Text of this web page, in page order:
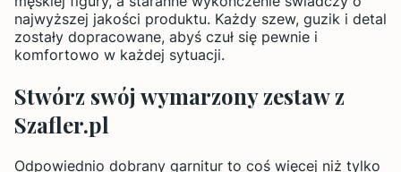
najwyższej jakości produktu. Każdy szew, guzik i detal
zostały dopracowane, abyś czuł się pewnie i
komfortowo w każdej sytuacji.
Stwórz swój wymarzony zestaw z
Szafler.pl
Odpowiednio dobrany garnitur to coś więcej niż tylko